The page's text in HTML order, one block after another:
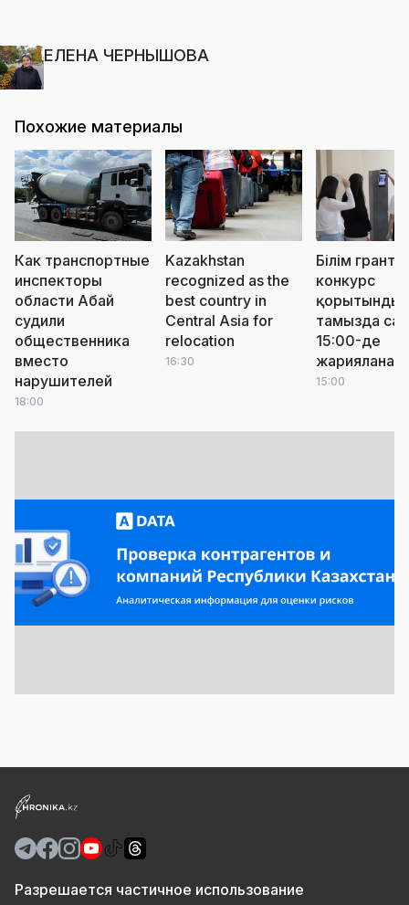
ЕЛЕНА ЧЕРНЫШОВА
Похожие материалы
Как транспортные
инспекторы
области Абай
судили
общественника
вместо
нарушителей
18:00
Kazakhstan
recognized as the
best country in
Central Asia for
relocation
16:30
Білім
конкурс
тамызда
15:00-де
15:00
Разрешается частичное использование